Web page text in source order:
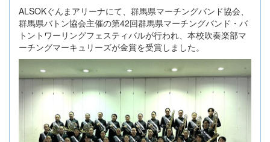
ALSOKぐんまアリーナにて、群馬県マーチングバンド協会、
群馬県バトン協会主催の第42回群馬県マーチングバンド・バ
トントワーリングフェスティバルが行われ、本校吹奏楽部マ
ーチングマーキュリーズが金賞を受賞しました。